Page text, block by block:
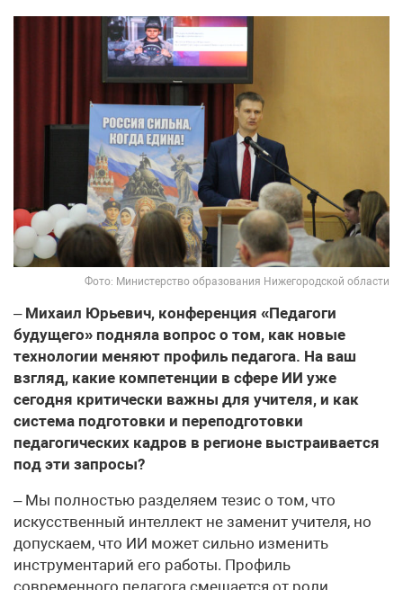
Фото: Министерство образования Нижегородской области
–Михаил Юрьевич, конференция «Педагоги
будущего» подняла вопрос о том, как новые
технологии меняют профиль педагога. На ваш
взгляд, какие компетенции в сфере ИИ уже
сегодня критически важны для учителя, и как
система подготовки и переподготовки
педагогических кадров в регионе выстраивается
под эти запросы?
– Мы полностью разделяем тезис о том, что
искусственный интеллект не заменит учителя, но
допускаем, что ИИ может сильно изменить
инструментарий его работы. Профиль